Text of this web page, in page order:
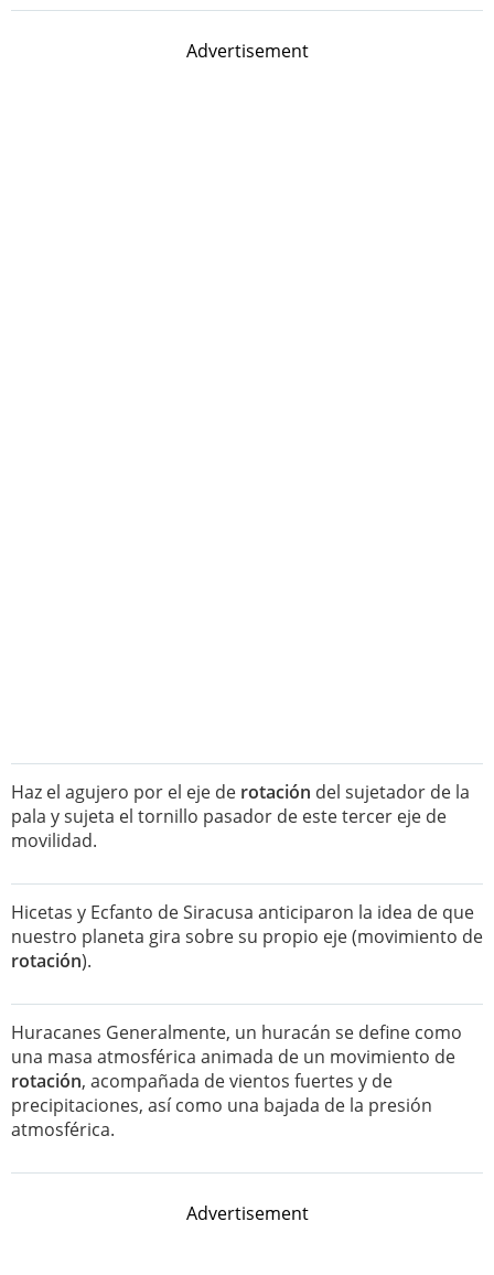
Advertisement
Haz el agujero por el eje de rotación del sujetador de la
pala y sujeta el tornillo pasador de este tercer eje de
movilidad.
Hicetas y Ecfanto de Siracusa anticiparon la idea de que
nuestro planeta gira sobre su propio eje (movimiento de
rotación).
Huracanes Generalmente, un huracán se define como
una masa atmosférica animada de un movimiento de
rotación, acompañada de vientos fuertes y de
precipitaciones, así como una bajada de la presión
atmosférica.
Advertisement